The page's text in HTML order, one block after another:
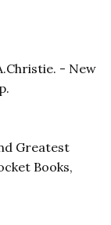
- New
Greatest
Books,